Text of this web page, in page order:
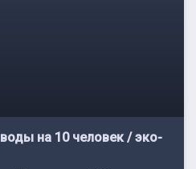
на 10 человек / эко-